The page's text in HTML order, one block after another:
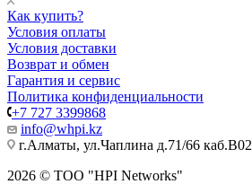
Как купить?
Условия оплаты
Условия доставки
Возврат и обмен
Гарантия и сервис
Политика конфиденциальности
+7 727 3399868
info@whpi.kz
г.Алматы, ул.Чаплина д.71/66 каб.B02
2026 © ТОО "HPI Networks"